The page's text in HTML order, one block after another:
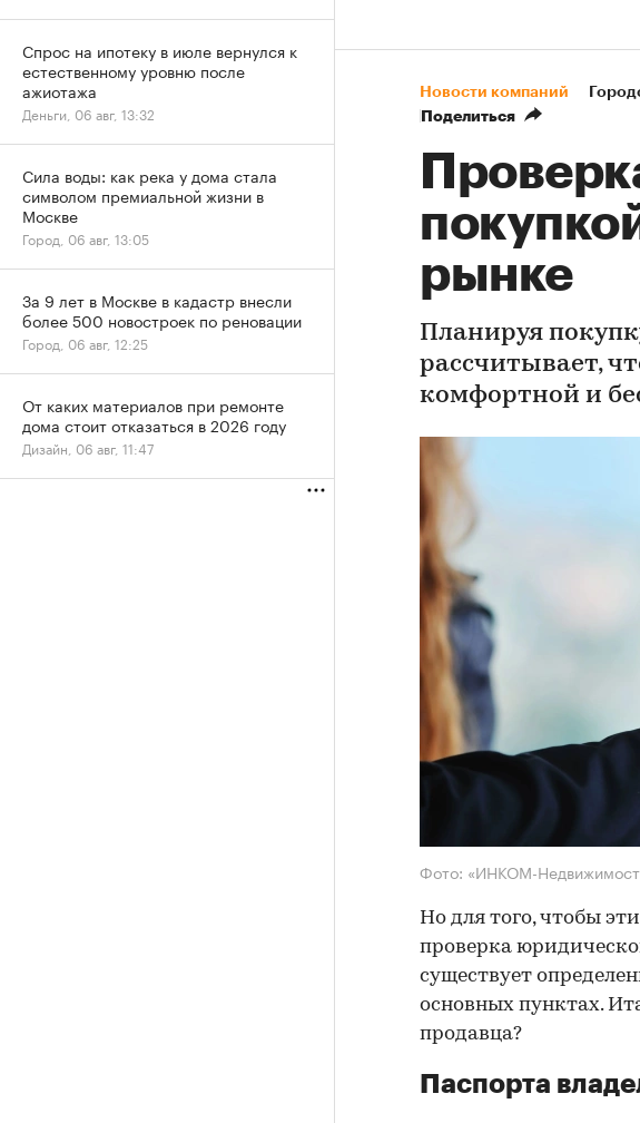
Новости компаний
Поделиться
рынке
Планируя
рассчитывает,
комфортной и
Фото: «ИНКОМ-
Но для того, чтобы
проверка
существует
основных пунктах.
продавца?
Паспорта
Спрос на ипотеку в июле вернулся к
естественному уровню после
ажиотажа
Деньги, 06 авг, 13:32
Сила воды: как река у дома стала
символом премиальной жизни в
Москве
Город, 06 авг, 13:05
За 9 лет в Москве в кадастр внесли
более 500 новостроек по реновации
Город, 06 авг, 12:25
От каких материалов при ремонте
дома стоит отказаться в 2026 году
Дизайн, 06 авг, 11:47